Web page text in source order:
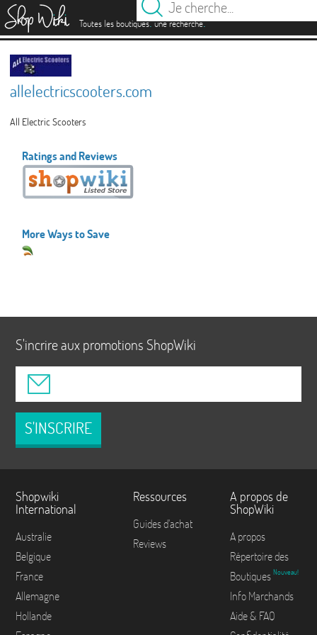
Toutes les boutiques.une recherche.
allelectricscooters.com
All Electric Scooters
Ratings and Reviews
More Ways to Save
S'incrire aux promotions ShopWiki
S'INSCRIRE
Shopwiki
International
Australie
Belgique
France
Allemagne
Hollande
Ressources
Guides d'achat
Reviews
A propos de
ShopWiki
A propos
Répertoire des
Boutiques Nouveau!
Info Marchands
Aide & FAQ